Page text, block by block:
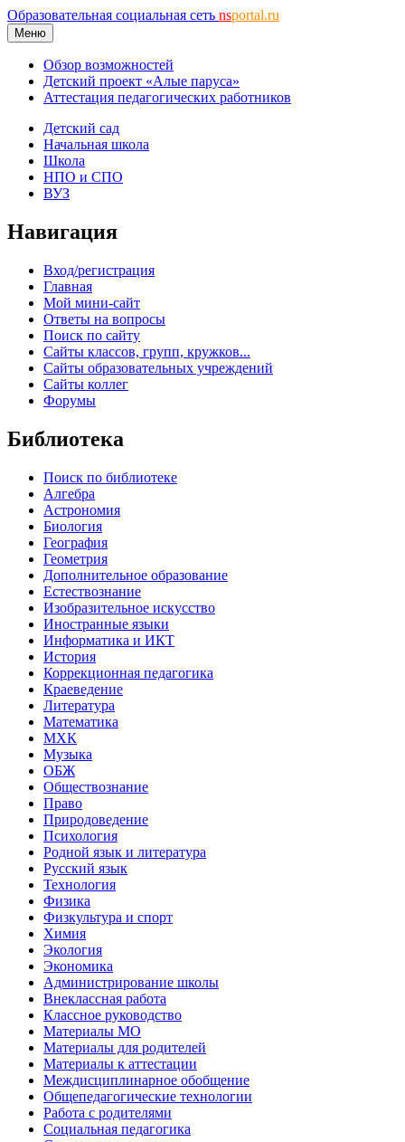
Образовательная социальная сеть nsportal.ru
Меню
Обзор возможностей
Детский проект «Алые паруса»
Аттестация педагогических работников
Детский сад
Начальная школа
Школа
НПО и СПО
ВУЗ
Навигация
Вход/регистрация
Главная
Мой мини-сайт
Ответы на вопросы
Поиск по сайту
Сайты классов, групп, кружков...
Сайты образовательных учреждений
Сайты коллег
Форумы
Библиотека
Поиск по библиотеке
Алгебра
Астрономия
Биология
География
Геометрия
Дополнительное образование
Естествознание
Изобразительное искусство
Иностранные языки
Информатика и ИКТ
История
Коррекционная педагогика
Краеведение
Литература
Математика
МХК
Музыка
ОБЖ
Обществознание
Право
Природоведение
Психология
Родной язык и литература
Русский язык
Технология
Физика
Физкультура и спорт
Химия
Экология
Экономика
Администрирование школы
Внеклассная работа
Классное руководство
Материалы МО
Материалы для родителей
Материалы к аттестации
Междисциплинарное обобщение
Общепедагогические технологии
Работа с родителями
Социальная педагогика